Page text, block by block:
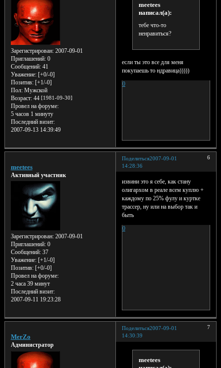
Зарегистрирован: 2007-09-01
Приглашений:0
Сообщений:41
Уважение: [+0/-0]
Позитив: [+1/-0]
Пол:Мужской
Возраст:44 [1981-09-30]
Провел на форуме:
5 часов 1 минуту
Последний визит:
2007-09-13 14:39:49
meetees
написал(а):
тебе что-то
ненравиться?
если ты это все для меня
покупаешь то ндравица)))))
0
Поделиться 6
2007-09-01
14:28:36
meetees
Активный участник
Зарегистрирован: 2007-09-01
Приглашений:0
Сообщений:37
Уважение: [+1/-0]
Позитив: [+0/-0]
Провел на форуме:
2 часа 39 минут
Последний визит:
2007-09-11 19:23:28
извини это я себе, как стану
олигархом в реале всем куплю +
каждому по 25% фулу и куртке
трассер, ну или на выбор так и
быть
0
Поделиться 7
2007-09-01
14:30:39
MerZo
Администратор
meetees